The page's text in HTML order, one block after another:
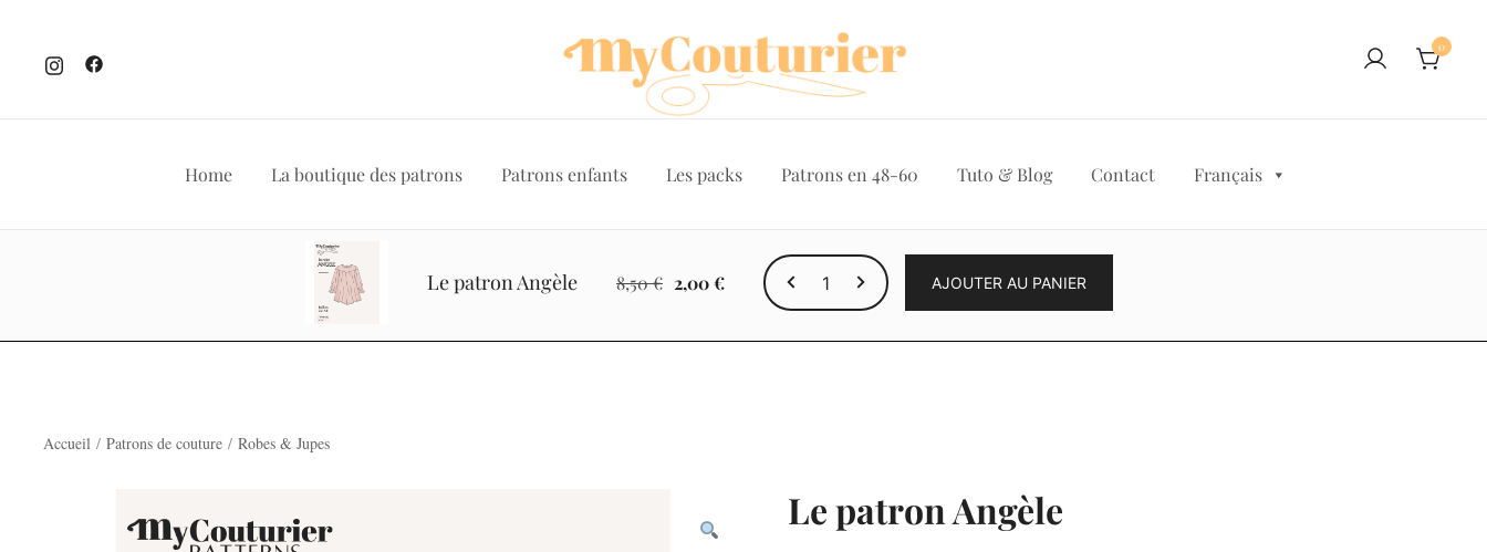
0
Home La boutique des patrons Patrons enfants Les packs Patrons en 48-60 Tuto & Blog Contact Français
Le patron Angèle 8,50€ Le
initial
2,00€Le
actuel
quantité
AJOUTER AU PANIER
Accueil / Patrons de couture / Robes & Jupes
VENTES À 2€ Le patron Angèle